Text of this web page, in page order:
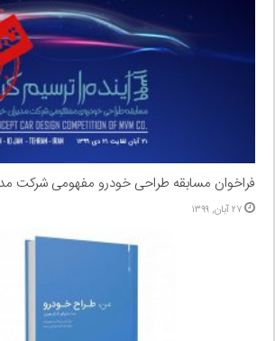
فراخوان مسابقه طراحی خودرو مفهومی شرکت
۲۷ آبان, ۱۳۹۹